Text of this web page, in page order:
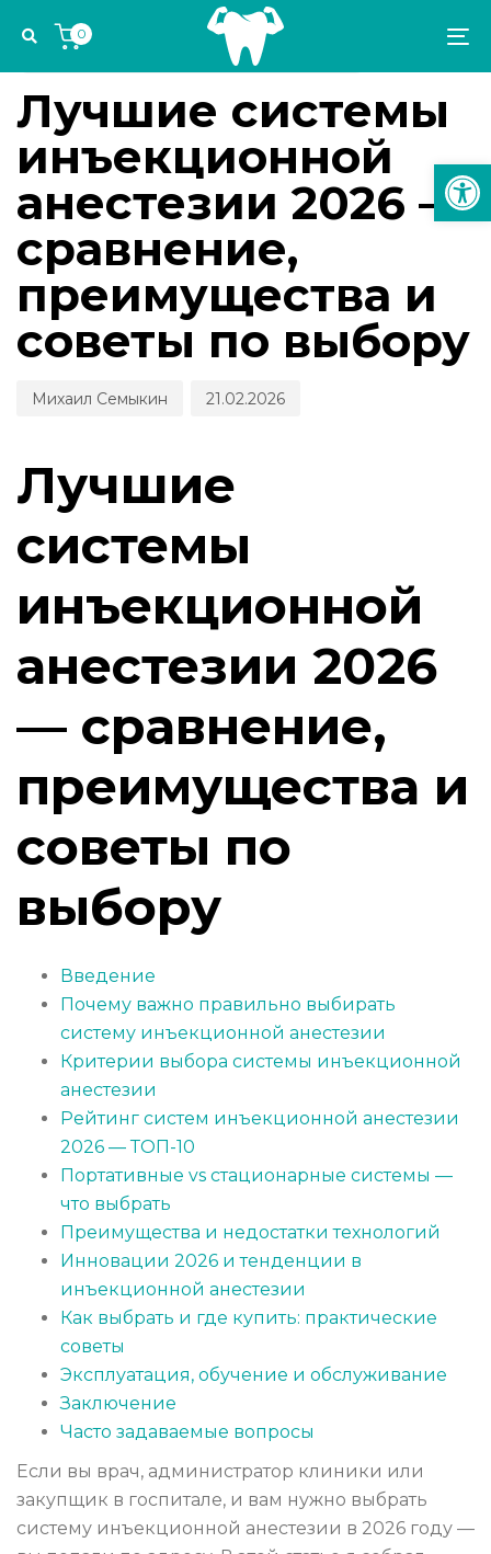
links
navigation
Skip
content
0
IN:
ОБЗОРЫ ОБОРУДОВАНИЯ И ТЕХНОЛОГИЙ
Лучшие системы
инъекционной
анестезии 2026 —
сравнение,
преимущества и
советы по выбору
Михаил Семыкин
on:
21.02.2026
Лучшие
системы
инъекционной
анестезии 2026
— сравнение,
преимущества и
советы по
выбору
Введение
Почему важно правильно выбирать
систему инъекционной анестезии
Критерии выбора системы инъекционной
анестезии
Рейтинг систем инъекционной анестезии
2026 — ТОП-10
Портативные vs стационарные системы —
что выбрать
Преимущества и недостатки технологий
Инновации 2026 и тенденции в
инъекционной анестезии
Как выбрать и где купить: практические
советы
Эксплуатация, обучение и обслуживание
Заключение
Часто задаваемые вопросы
Если вы врач, администратор клиники или
закупщик в госпитале, и вам нужно выбрать
систему инъекционной анестезии в 2026 году —